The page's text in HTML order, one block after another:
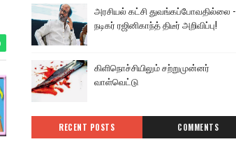
அரசியல் கட்சி துவங்கப்போவதில்லை -
நடிகர் ரஜினிகாந்த் திடீர் அறிவிப்பு!
கிளிநொச்சியிலும் சற்றுமுன்னர்
வாள்வெட்டு
RECENT POSTS COMMENTS